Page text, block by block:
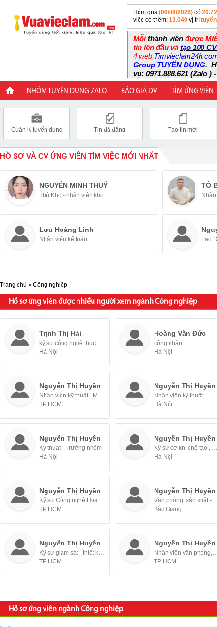
Hôm qua (06/08/2026) có
việc có thêm: 13.040 vị trí
Mỗithành viên được
tin lên đầu và tạo 100
4 web
Group TUYỂN DỤNG.
vụ: 0971.888.621 (Zalo )
NHÓM TUYỂN DỤNG ZALO BÁO GIÁ DV TÌM ỨNG VIÊN
Quản lý tuyển dụng Tin đã đăng Tạo tin mới
HỒ SƠ VÀ CV ỨNG VIÊN TÌM VIỆC MỚI NHẤT
NGUYỄN MINH THUÝ
Thủ Kho - nhân viên kho
TÔ
Lưu Hoàng Linh
Nhân viên kế toán Lao
Trang chủ » Công nghiệp
Hồ sơ ứng viên được nhiều người xem ngành Công nghiệp
Trịnh Thị Hải
kỷ sư công nghệ thực phẩm
Hà Nội
Hoàng Văn Đức
công nhân
Hà Nội
Nguyễn Thị Huyền
Nhân viên kỹ thuật - Mới tốt nghiệp / Thực tập sinh
TP HCM
Nguyễn Thị Huyền
Nhân viên kỹ thuật
Hà Nội
Nguyễn Thị Huyền
Ky thuat - Trưởng nhóm
Hà Nội
Nguyễn Thị Huyền
Kỹ sư cơ khí chế tạo , Kỹ sư thiết kế - Nhân viên
Hà Nội
Nguyễn Thị Huyền
Kỹ sư Công nghệ Hóa Học, KCS, QC - Nhân viên
TP HCM
Nguyễn Thị Huyền
Văn phòng.
Bắc Giang
Nguyễn Thị Huyền
Kỹ sư giám sát - thiết kế (aircon, venlatation...)
TP HCM
Nguyễn Thị Huyền
Nhân viên văn phòng, Thư ký, Hành
TP HCM
Hồ sơ ứng viên ngành Công nghiệp